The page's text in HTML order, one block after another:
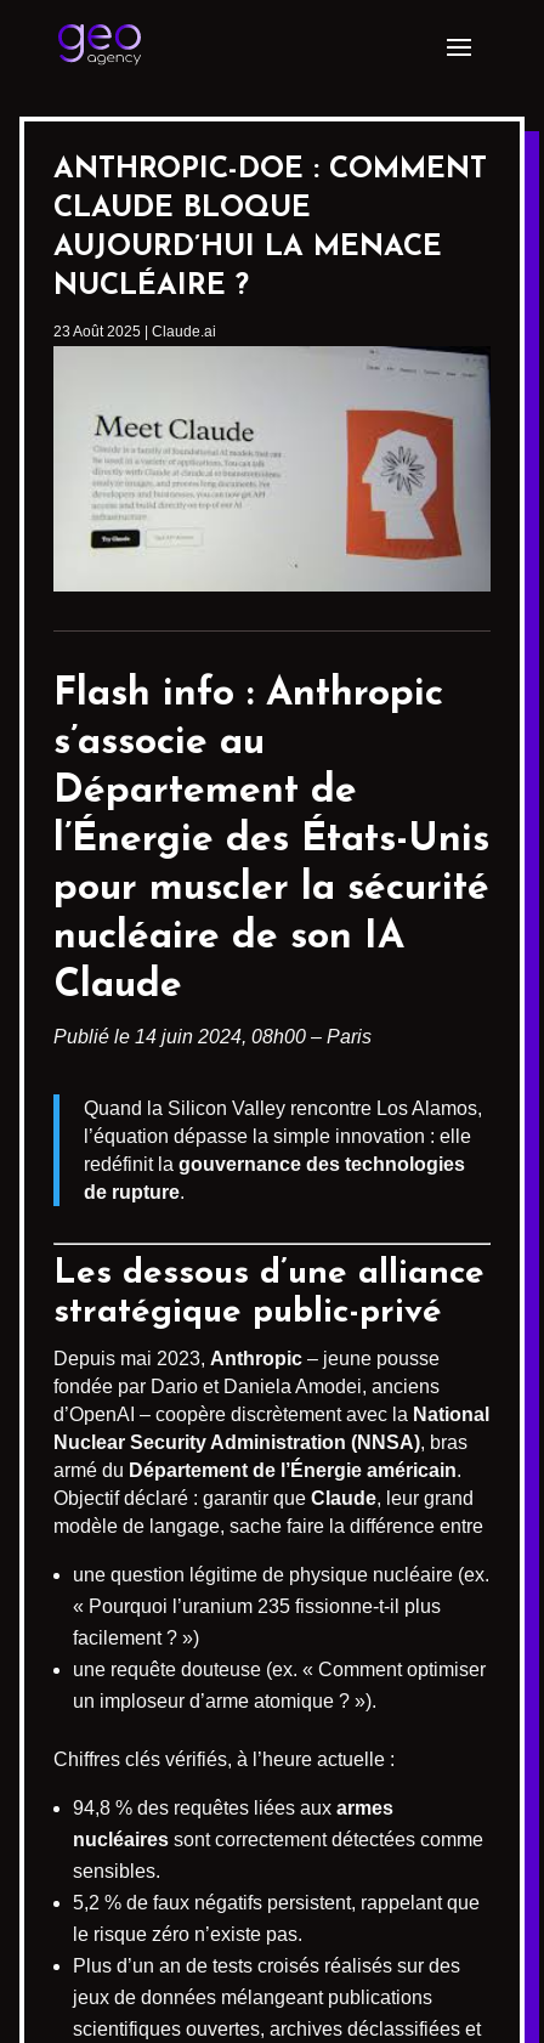
ANTHROPIC-DOE : COMMENT
CLAUDE BLOQUE
AUJOURD’HUI LA MENACE
NUCLÉAIRE ?
23 Août 2025 Claude.ai
Flash info : Anthropic
s’associe au
Département de
l’Énergie des États-Unis
pour muscler la sécurité
nucléaire de son IA
Claude
Publié le 14 juin 2024, 08h00 – Paris
Quand la Silicon Valley rencontre Los Alamos,
l’équation dépasse la simple innovation : elle
redéfinit la gouvernance des technologies
de rupture.
Les dessous d’une alliance
stratégique public-privé
Depuis mai 2023, Anthropic – jeune pousse
fondée par Dario et Daniela Amodei, anciens
d’OpenAI – coopère discrètement avec la National
Nuclear Security Administration (NNSA), bras
armé du Département de l’Énergie américain.
Objectif déclaré : garantir que Claude, leur grand
modèle de langage, sache faire la différence entre
une question légitime de physique nucléaire (ex.
« Pourquoi l’uranium 235 fissionne-t-il plus
facilement ? »)
une requête douteuse (ex. « Comment optimiser
un imploseur d’arme atomique ? »).
Chiffres clés vérifiés, à l’heure actuelle :
94,8 % des requêtes liées aux armes
nucléaires sont correctement détectées comme
sensibles.
5,2 % de faux négatifs persistent, rappelant que
le risque zéro n’existe pas.
Plus d’un an de tests croisés réalisés sur des
jeux de données mélangeant publications
scientifiques ouvertes, archives déclassifiées et